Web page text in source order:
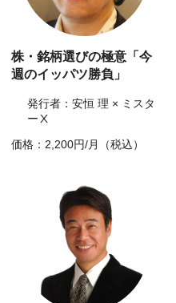
株・銘柄選びの極意「今
週のイッパツ勝負」
発行者：安恒 理 × ミスタ
ーⅩ
価格：2,200円/月（税込）